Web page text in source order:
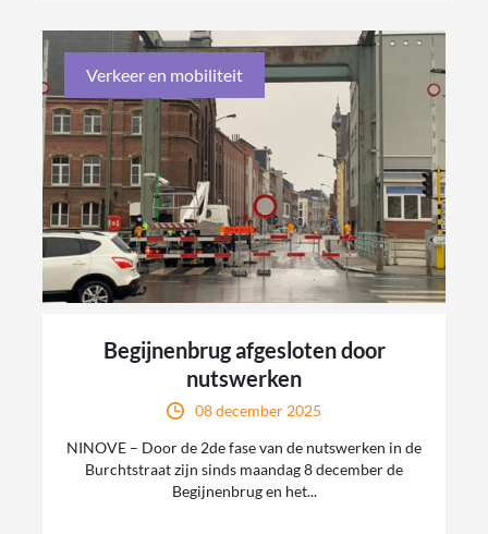
Verkeer en mobiliteit
Begijnenbrug afgesloten door
nutswerken
08 december 2025
NINOVE – Door de 2de fase van de nutswerken in de
Burchtstraat zijn sinds maandag 8 december de
Begijnenbrug en het...